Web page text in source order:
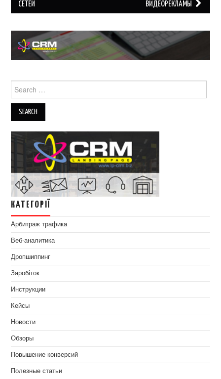
СЕТЕЙ ВИДЕОРЕКЛАМЫ
for:
КАТЕГОРІЇ
Арбитраж трафика
Веб-аналитика
Дропшиппинг
Заробіток
Инструкции
Кейсы
Новости
Обзоры
Повышение конверсий
Полезные статьи